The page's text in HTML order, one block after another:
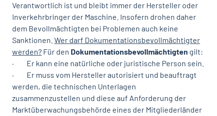
Verantwortlich ist und bleibt immer der Hersteller oder
Inverkehrbringer der Maschine. Insofern drohen daher
dem Bevoll­mächtigten bei Problemen auch keine
Sanktionen. Wer darf Dokumentationsbevollmächtigter
werden? Für den Dokumentationsbevollmächtigten gilt:
· Er kann eine natürliche oder juristische Person sein.
· Er muss vom Hersteller autorisiert und beauftragt
werden, die technischen Unterlagen
zusammenzustellen und diese auf Anforderung der
Marktüberwachungsbehörde eines der Mitgliederländer